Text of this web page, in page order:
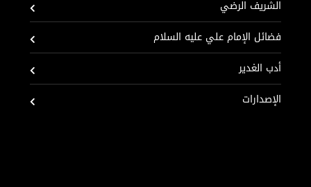
الشريف الرضي
فضائل الإمام علي عليه السلام
أدب الغدير
الإصدارات